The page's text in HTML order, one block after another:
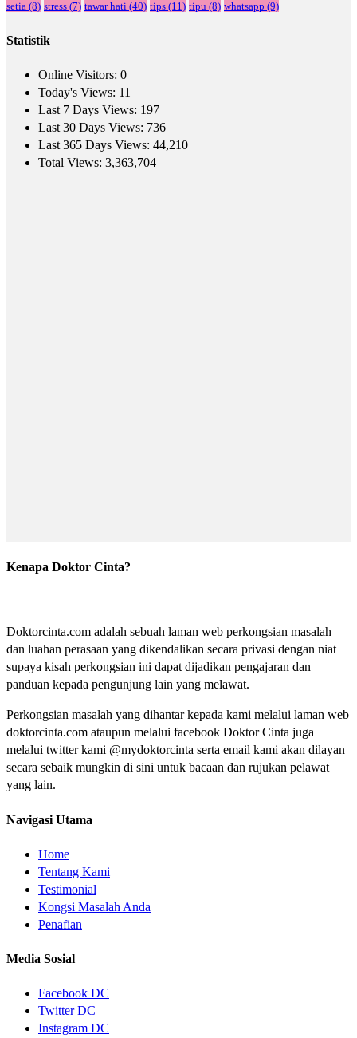
setia (8) stress (7) tawar hati (40) tips (11) tipu (8) whatsapp (9)
Statistik
Online Visitors: 0
Today's Views: 11
Last 7 Days Views: 197
Last 30 Days Views: 736
Last 365 Days Views: 44,210
Total Views: 3,363,704
Kenapa Doktor Cinta?
Doktorcinta.com adalah sebuah laman web perkongsian masalah
dan luahan perasaan yang dikendalikan secara privasi dengan niat
supaya kisah perkongsian ini dapat dijadikan pengajaran dan
panduan kepada pengunjung lain yang melawat.
Perkongsian masalah yang dihantar kepada kami melalui laman web
doktorcinta.com ataupun melalui facebook Doktor Cinta juga
melalui twitter kami @mydoktorcinta serta email kami akan dilayan
secara sebaik mungkin di sini untuk bacaan dan rujukan pelawat
yang lain.
Navigasi Utama
Home
Tentang Kami
Testimonial
Kongsi Masalah Anda
Penafian
Media Sosial
Facebook DC
Twitter DC
Instagram DC